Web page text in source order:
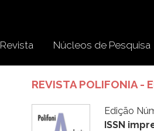
Revista Núcleos de Pesquisa
REVISTA POLIFONIA -
Edição
ISSN